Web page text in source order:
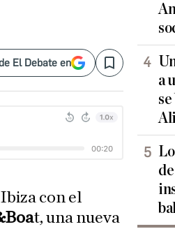
El Debate en Save
con el
t, una nueva
a